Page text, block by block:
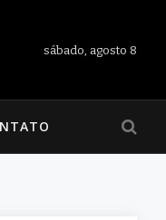
sábado, agosto 8